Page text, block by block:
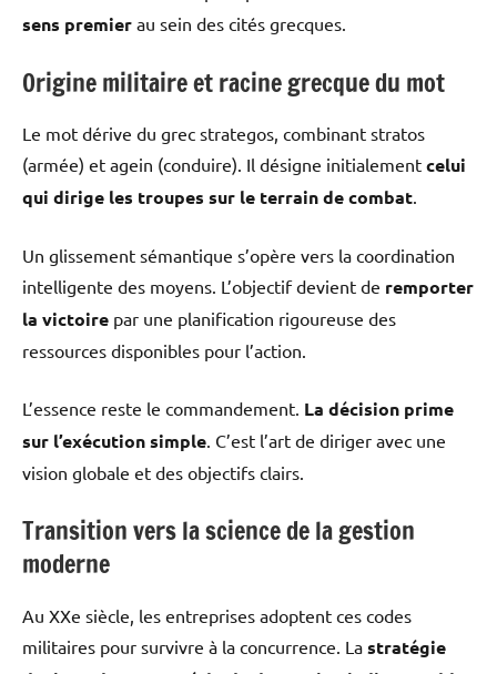
sens premier au sein des cités grecques.
Origine militaire et racine grecque du mot
Le mot dérive du grec strategos, combinant stratos
(armée) et agein (conduire). Il désigne initialement celui
qui dirige les troupes sur le terrain de combat.
Un glissement sémantique s’opère vers la coordination
intelligente des moyens. L’objectif devient de remporter
la victoire par une planification rigoureuse des
ressources disponibles pour l’action.
L’essence reste le commandement. La décision prime
sur l’exécution simple. C’est l’art de diriger avec une
vision globale et des objectifs clairs.
Transition vers la science de la gestion
moderne
Au XXe siècle, les entreprises adoptent ces codes
militaires pour survivre à la concurrence. La stratégie